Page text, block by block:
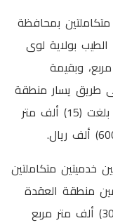
بمحافظة
بولاية لوى
(30) ألف متر مربع، وبقيمة
طريق يسار منطقة
الروضة بولاية صحم على مساحة إجمالية بلغت (15) ألف متر
متكاملتين
منطقة العقدة
بولاية بركاء على مساحة إجمالية بلغت (30) ألف متر مربع